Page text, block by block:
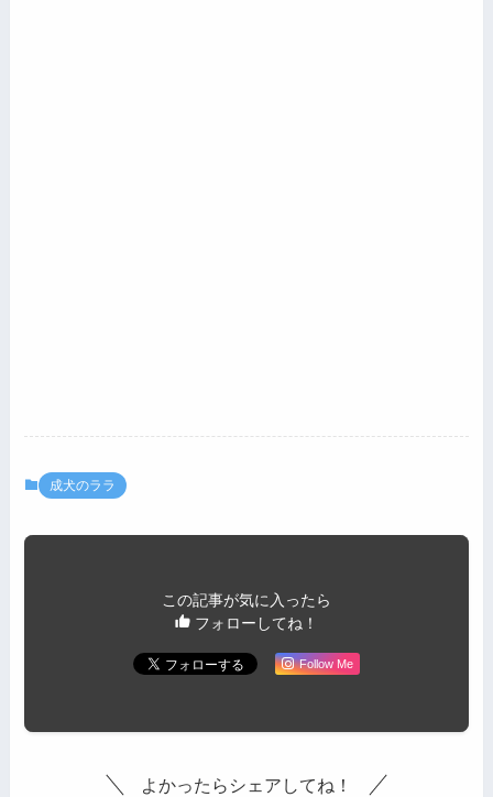
成犬のララ
この記事が気に入ったら
フォローしてね！
Follow Me
よかったらシェアしてね！